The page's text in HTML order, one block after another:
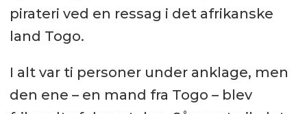
pirateri ved en ressag i det afrikanske
land Togo.
I alt var ti personer under anklage, men
den ene – en mand fra Togo – blev